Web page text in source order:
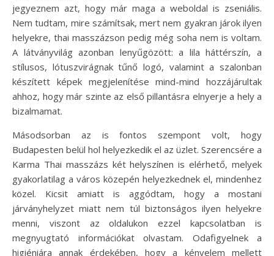
jegyeznem azt, hogy már maga a weboldal is zseniális.
Nem tudtam, mire számítsak, mert nem gyakran járok ilyen
helyekre, thai masszázson pedig még soha nem is voltam.
A látványvilág azonban lenyűgözött: a lila háttérszín, a
stílusos, lótuszvirágnak tűnő logó, valamint a szalonban
készített képek megjelenítése mind-mind hozzájárultak
ahhoz, hogy már szinte az első pillantásra elnyerje a hely a
bizalmamat.
Másodsorban az is fontos szempont volt, hogy
Budapesten belül hol helyezkedik el az üzlet. Szerencsére a
Karma Thai masszázs két helyszínen is elérhető, melyek
gyakorlatilag a város közepén helyezkednek el, mindenhez
közel. Kicsit amiatt is aggódtam, hogy a mostani
járványhelyzet miatt nem túl biztonságos ilyen helyekre
menni, viszont az oldalukon ezzel kapcsolatban is
megnyugtató információkat olvastam. Odafigyelnek a
higiéniára annak érdekében, hogy a kényelem mellett